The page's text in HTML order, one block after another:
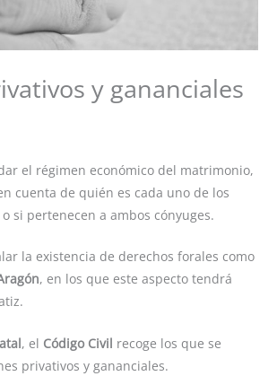
y gananciales
el régimen económico del matrimonio,
cuenta de quién es cada uno de los
si pertenecen a ambos cónyuges.
la existencia de derechos forales como
, en los que este aspecto tendrá
, el Código Civil recoge los que se
privativos y gananciales.